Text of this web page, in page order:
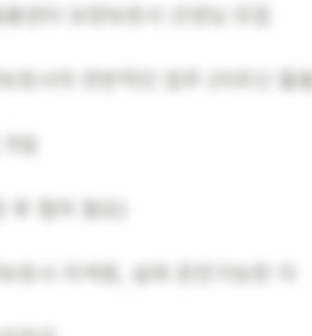
센터 요양보호사 선생님 모집
호사의 전반적인 업무 (어르신 돌
호사 자격증, 실제 운전가능한 자